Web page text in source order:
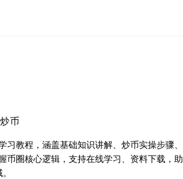
币
教程，涵盖基础知识讲解、炒币实操步骤、
币圈核心逻辑，支持在线学习、资料下载，助